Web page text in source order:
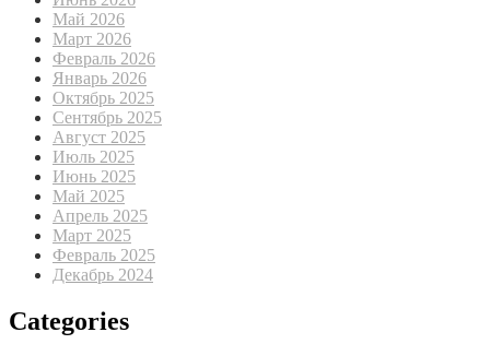
Май 2026
Март 2026
Февраль 2026
Январь 2026
Октябрь 2025
Сентябрь 2025
Август 2025
Июль 2025
Июнь 2025
Май 2025
Апрель 2025
Март 2025
Февраль 2025
Декабрь 2024
Categories